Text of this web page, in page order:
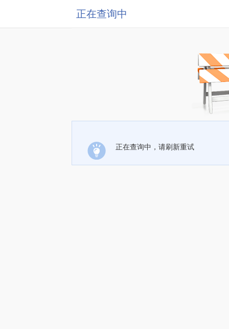
正在查询中
正在查询中，请刷新重试